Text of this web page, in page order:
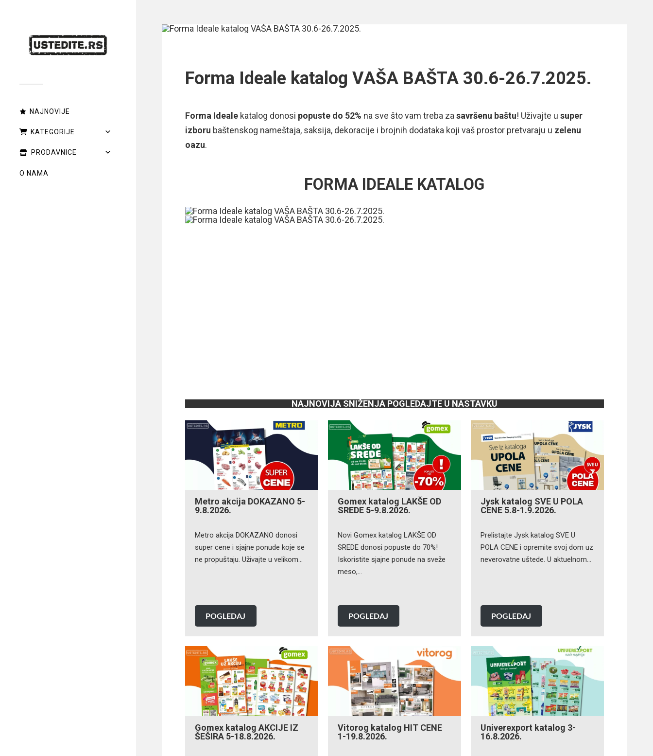
NAJNOVIJE
KATEGORIJE
PRODAVNICE
O NAMA
Forma Ideale katalog VAŠA BAŠTA 30.6-26.7.2025.
Forma Ideale katalog donosi popuste do 52% na sve što vam treba zasavršenu baštu! Uživajte usuper
izboru baštenskog nameštaja, saksija, dekoracije i brojnih dodataka koji vaš prostor pretvaraju u zelenu
oazu.
FORMA IDEALE KATALOG
NAJNOVIJA SNIŽENJA POGLEDAJTE U NASTAVKU
Metro akcija DOKAZANO 5-
9.8.2026.
Metro akcija DOKAZANO donosi
super cene i sjajne ponude koje se
ne propuštaju. Uživajte u velikom…
POGLEDAJ
Gomex katalog LAKŠE OD
SREDE 5-9.8.2026.
Novi Gomex katalog LAKŠE OD
SREDE donosi popuste do 70%!
Iskoristite sjajne ponude na sveže
meso,…
POGLEDAJ
Jysk katalog SVE U POLA
CENE 5.8-1.9.2026.
Prelistajte Jysk katalog SVE U
POLA CENE i opremite svoj dom uz
neverovatne uštede. U aktuelnom…
POGLEDAJ
Gomex katalog AKCIJE IZ
ŠEŠIRA 5-18.8.2026.
Vitorog katalog HIT CENE
1-19.8.2026.
Univerexport katalog 3-
16.8.2026.